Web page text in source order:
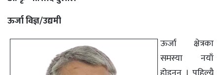
ऊर्जा विज्ञ/उद्यमी
ऊर्जा क्षेत्रका
समस्या नयाँ